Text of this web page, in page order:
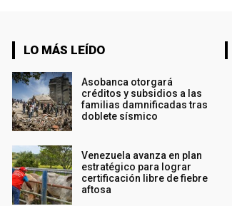
LO MÁS LEÍDO
Asobanca otorgará
créditos y subsidios a las
familias damnificadas tras
doblete sísmico
Venezuela avanza en plan
estratégico para lograr
certificación libre de fiebre
aftosa